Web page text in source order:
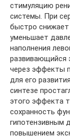
стимуляцию
системы. При
быстро снижает
уменьшает
наполнения
развивающийся
через эффекты
для его
синтезе
этого эффекта
сохранность
гипотензивным
повышением